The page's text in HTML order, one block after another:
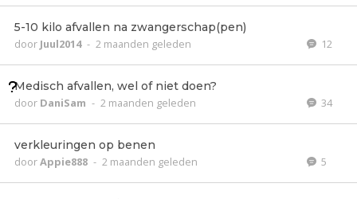
5-10 kilo afvallen na zwangerschap(pen)
door Juul2014 - 2 maanden geleden 12
Medisch afvallen, wel of niet doen?
door DaniSam - 2 maanden geleden 34
verkleuringen op benen
doorAppie888 - 2 maanden geleden 5